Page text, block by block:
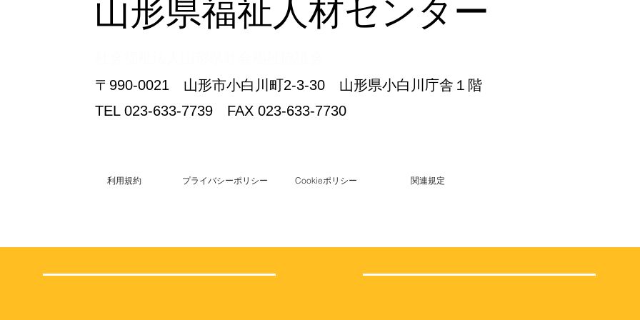
山形県福祉人材センター
〒990-0021 山形市小白川町2-3-30 山形県小白川庁舎１階
TEL 023-633-7739 FAX 023-633-7730
利用規約 プライバシーポリシー Cookieポリシー 関連規定